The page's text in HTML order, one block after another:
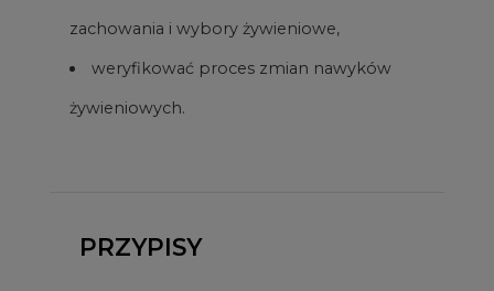
zachowania i wybory żywieniowe,
weryfikować proces zmian nawyków
żywieniowych.
PRZYPISY